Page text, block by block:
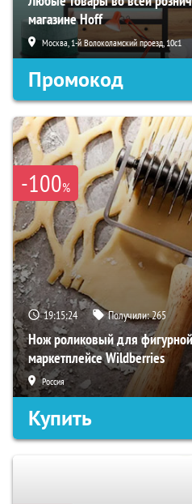
магазине Hoff
Москва, 1-й Волоколамский проезд, 10с1
Промокод
-100%
19:15:24 Получили:265
Нож роликовый для фигурной
маркетплейсе Wildberries
Россия
Купить